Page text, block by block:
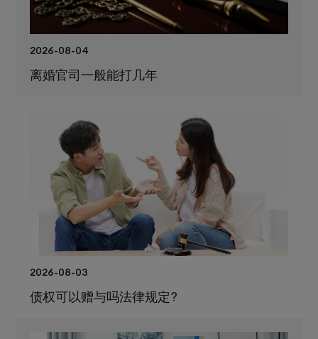
2026-08-04
离婚官司一般能打几年
2026-08-03
债权可以赠与吗法律规定?